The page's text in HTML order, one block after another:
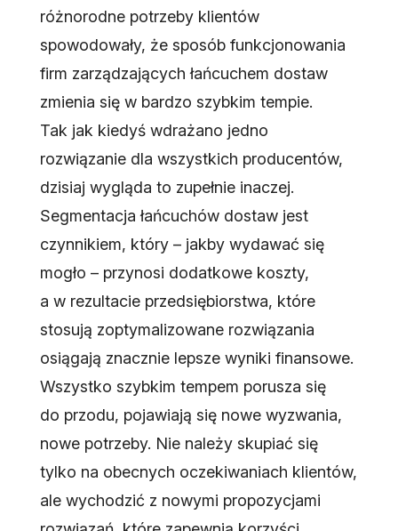
różnorodne potrzeby klientów
spowodowały, że sposób funkcjonowania
firm zarządzających łańcuchem dostaw
zmienia się w bardzo szybkim tempie.
Tak jak kiedyś wdrażano jedno
rozwiązanie dla wszystkich producentów,
dzisiaj wygląda to zupełnie inaczej.
Segmentacja łańcuchów dostaw jest
czynnikiem, który – jakby wydawać się
mogło – przynosi dodatkowe koszty,
a w rezultacie przedsiębiorstwa, które
stosują zoptymalizowane rozwiązania
osiągają znacznie lepsze wyniki finansowe.
Wszystko szybkim tempem porusza się
do przodu, pojawiają się nowe wyzwania,
nowe potrzeby. Nie należy skupiać się
tylko na obecnych oczekiwaniach klientów,
ale wychodzić z nowymi propozycjami